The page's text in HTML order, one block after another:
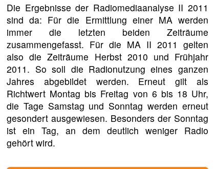
Die Ergebnisse der Radiomediaanalyse II 2011
sind da: Für die Ermittlung einer MA werden
immer die letzten beiden Zeiträume
zusammengefasst. Für die MA II 2011 gelten
also die Zeiträume Herbst 2010 und Frühjahr
2011. So soll die Radionutzung eines ganzen
Jahres abgebildet werden. Erneut gilt als
Richtwert Montag bis Freitag von 6 bis 18 Uhr,
die Tage Samstag und Sonntag werden erneut
gesondert ausgewiesen. Besonders der Sonntag
ist ein Tag, an dem deutlich weniger Radio
gehört wird.